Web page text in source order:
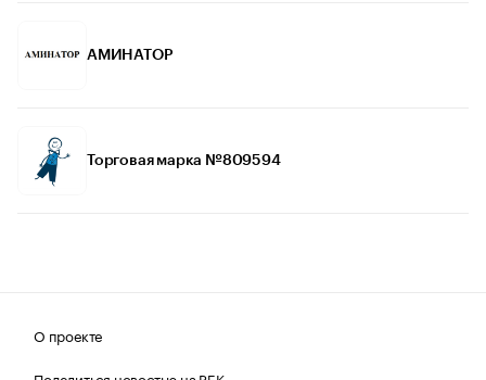
АМИНАТОР
Торговая марка №809594
О проекте